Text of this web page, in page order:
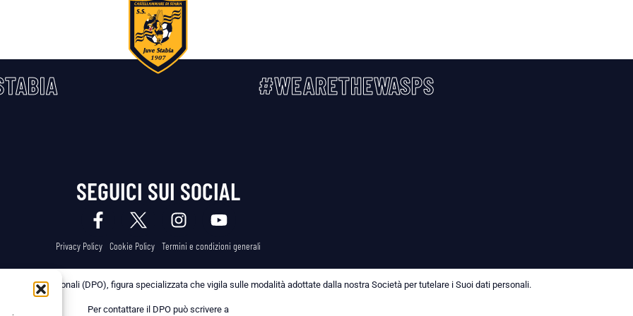
#WEARETHEWASPS
SEGUICI SUI SOCIAL
Privacy Policy Cookie Policy Termini e condizioni generali
dei Dati Personali (DPO), figura specializzata che vigila sulle modalità adottate dalla nostra Società per tutelare i Suoi dati personali.
Per contattare il DPO può scrivere a